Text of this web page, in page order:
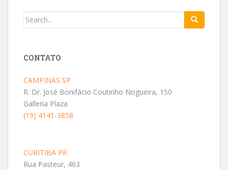
CONTATO
CAMPINAS SP
R. Dr. José Bonifácio Coutinho Nogueira, 150
Galleria Plaza
(19) 4141-3858
CURITIBA PR
Rua Pasteur, 463